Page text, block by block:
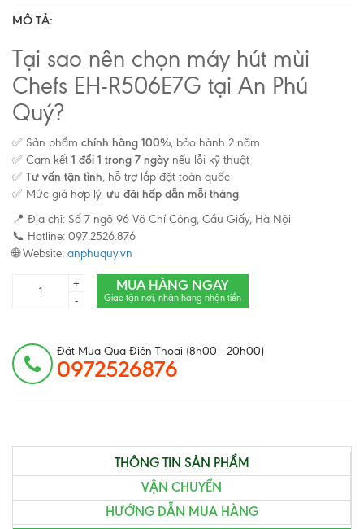
MÔ TẢ:
Tại sao nên chọn máy hút mùi
Chefs EH-R506E7G tại An Phú
Quý?
✅ Sản phẩm chính hãng 100%, bảo hành 2 năm
✅ Cam kết 1 đổi 1 trong 7 ngày nếu lỗi kỹ thuật
✅ Tư vấn tận tình, hỗ trợ lắp đặt toàn quốc
✅ Mức giá hợp lý, ưu đãi hấp dẫn mỗi tháng
📍 Địa chỉ: Số 7 ngõ 96 Võ Chí Công, Cầu Giấy, Hà Nội
📞 Hotline: 097.2526.876
🌐 Website: anphuquy.vn
+
-
MUA HÀNG NGAY
Giao tận nơi, nhận hàng nhận tiền
Đặt Mua Qua Điện Thoại (8h00 - 20h00)
0972526876
THÔNG TIN SẢN PHẨM
VẬN CHUYỂN
HƯỚNG DẪN MUA HÀNG